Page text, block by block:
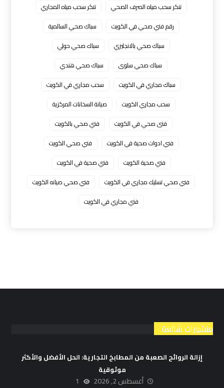
تنكر سحب مياه الصرف الصحي
تنكر سحب مياه المجاري
رقم فني صحي في الكويت
سباك صحي السالمية
سباك صحي بالانجليزي
سباك صحي حولي
سباك صحي سلوى
سباك صحي هندي
سباك مجاري في الكويت
سحب مجاري في الكويت
سحب مجاري الكويت
صيانة السخانات المركزية
فنى صحي في الكويت
فني صحي بالكويت
فني ادوات صحية في الكويت
فني صحي الكويت
فني صحية الكويت
فني صحية في الكويت
فني صحي تسليك مجاري في الكويت
فني صحي صيانه الكويت
فني مجاري في الكويت
منشورات شائعة
إزالة الروائح الصعبة من المطابخ التجارية: الحل الأفضل والأكثر
موثوقية
أغسطس 2, 2026 1